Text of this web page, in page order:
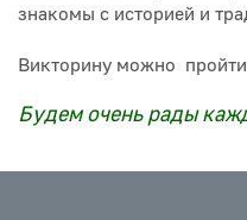
знакомы с историей и
Викторину можно пройти
Будем очень рады